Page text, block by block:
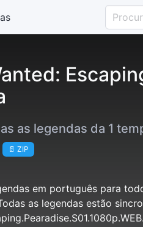
as legendas da 1
📄 ZIP
em português para
as legendas estão